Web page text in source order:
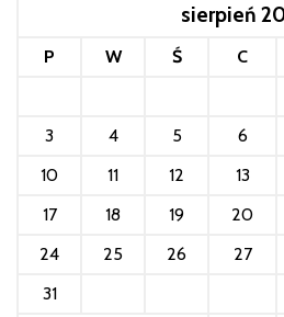
sierpień
P W Ś C
3
4 5 6
10
11 12 13
17
18 19 20
24
25 26 27
31